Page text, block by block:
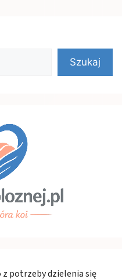
Szukaj
z potrzeby dzielenia się